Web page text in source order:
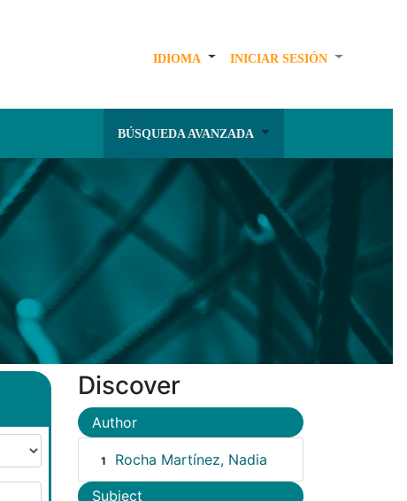
IDIOMA INICIAR SESIÓN
BÚSQUEDA AVANZADA
Discover
Author
1 Rocha Martínez, Nadia
Subject